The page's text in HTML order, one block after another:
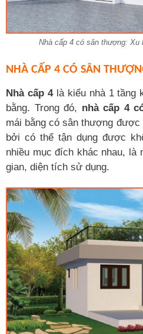
Nhà cấp 4 có sân thượng: Xu
NHÀ CẤP 4 CÓ SÂN
Nhà cấp 4là kiểu nhà 1 tầng
bằng. Trong đó, nhà cấp 4
mái bằng có sân thượng
bởi có thể tận dụng được
nhiều mục đích khác nhau, là
gian, diện tích sử dụng.